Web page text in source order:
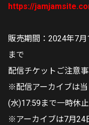
https://
販売期間：2024年7
まで
配信チケットご注意
※配信アーカイブは
(水)17:59まで一時休止
※アーカイブは7月24